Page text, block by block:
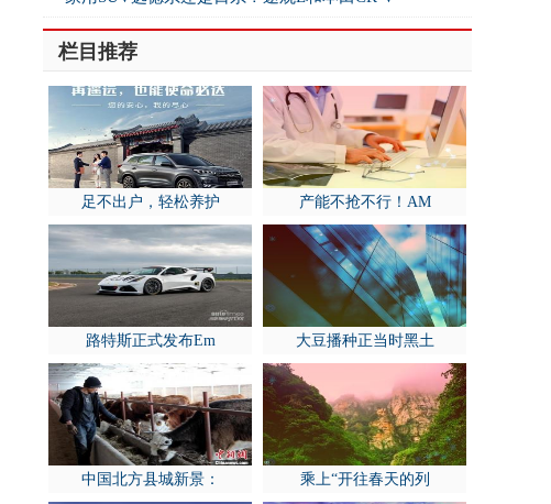
栏目推荐
足不出户，轻松养护 产能不抢不行！AM
路特斯正式发布Em 大豆播种正当时黑土
中国北方县城新景： 乘上“开往春天的列